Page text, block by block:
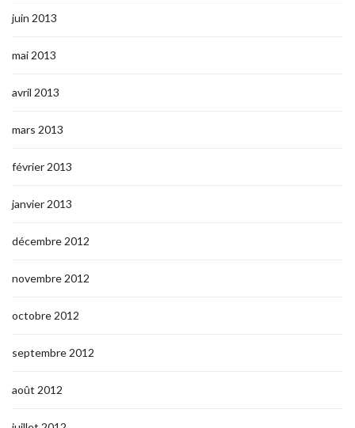
juin 2013
mai 2013
avril 2013
mars 2013
février 2013
janvier 2013
décembre 2012
novembre 2012
octobre 2012
septembre 2012
août 2012